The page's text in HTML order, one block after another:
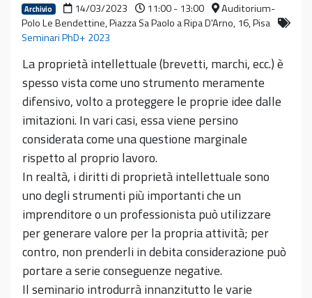
Archivio 14/03/2023 11:00 - 13:00
Auditorium-
Polo Le Bendettine, Piazza Sa Paolo a Ripa D'Arno, 16, Pisa
Seminari PhD+ 2023
La proprietà intellettuale (brevetti, marchi, ecc.) è
spesso vista come uno strumento meramente
difensivo, volto a proteggere le proprie idee dalle
imitazioni. In vari casi, essa viene persino
considerata come una questione marginale
rispetto al proprio lavoro.
In realtà, i diritti di proprietà intellettuale sono
uno degli strumenti più importanti che un
imprenditore o un professionista può utilizzare
per generare valore per la propria attività; per
contro, non prenderli in debita considerazione può
portare a serie conseguenze negative.
Il seminario introdurrà innanzitutto le varie